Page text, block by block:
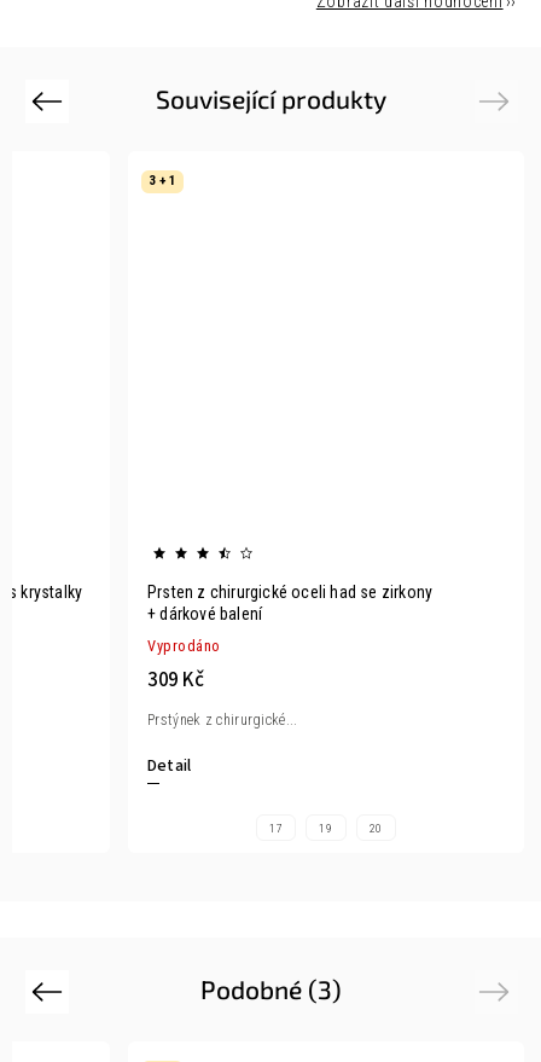
Související produkty
Previous
s krystalky
3 + 1
Prsten z chirurgické oceli had se zirkony
+ dárkové balení
Vyprodáno
309 Kč
Detail
Prstýnek z chirurgické...
17 19 20
Next
Podobné (3)
Previous Next